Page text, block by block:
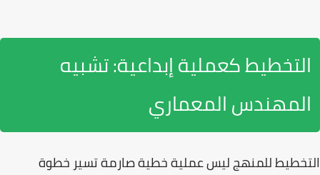
التخطيط كعملية إبداعية: تشبيه
المهندس المعماري
التخطيط للمنهج ليس عملية خطية صارمة تسير خطوة